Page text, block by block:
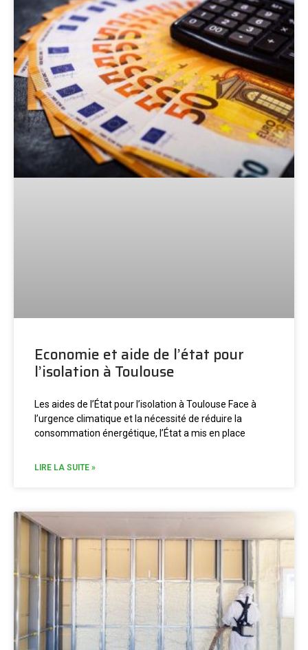
Economie et aide de l’état pour
l’isolation à Toulouse
Les aides de l’État pour l’isolation à Toulouse Face à
l’urgence climatique et la nécessité de réduire la
consommation énergétique, l’État a mis en place
LIRE LA SUITE »